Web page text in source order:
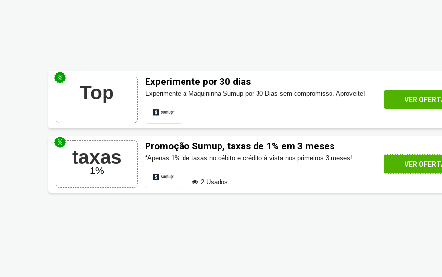
Top
Experimente por 30 dias
Experimente a Maquininha Sumup por 30 Dias sem compromisso. Aproveite!
VER
taxas
1%
Promoção Sumup, taxas de 1% em 3 meses
*Apenas 1% de taxas no débito e crédito à vista nos primeiros 3 meses!
2 Usados
VER